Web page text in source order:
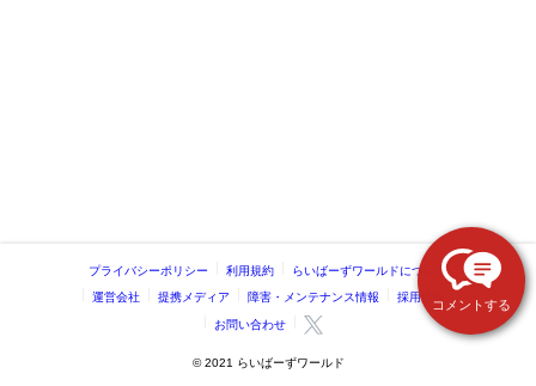
コメントする
プライバシーポリシー 利用規約 らいばーずワールドについて
運営会社 提携メディア 障害・メンテナンス情報 採用情報
お問い合わせ
©️ 2021 らいばーずワールド